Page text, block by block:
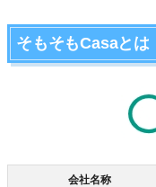
そもそもCasaとは
会社名称